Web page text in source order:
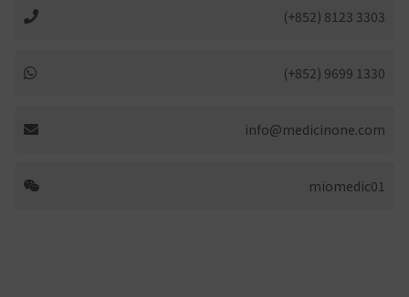
(+852) 8123 3303
(+852) 9699 1330
info@medicinone.com
miomedic01